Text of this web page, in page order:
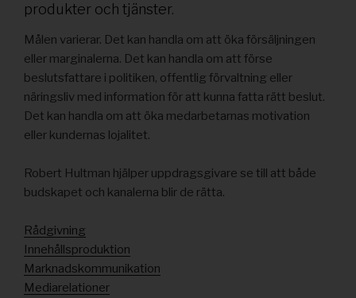
produkter och tjänster.
Målen varierar. Det kan handla om att öka försäljningen
eller marginalerna. Det kan handla om att förse
beslutsfattare i politiken, offentlig förvaltning eller
näringsliv med information för att kunna fatta rätt beslut.
Det kan handla om att öka medarbetarnas motivation
eller kundernas lojalitet.
Robert Hultman hjälper uppdragsgivare se till att både
budskapet och kanalerna blir de rätta.
Rådgivning
Innehållsproduktion
Marknadskommunikation
Mediarelationer